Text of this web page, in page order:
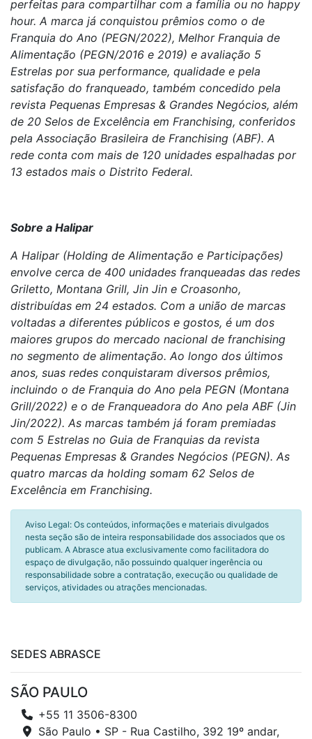
perfeitas para compartilhar com a família ou no happy
hour. A marca já conquistou prêmios como o de
Franquia do Ano (PEGN/2022), Melhor Franquia de
Alimentação (PEGN/2016 e 2019) e avaliação 5
Estrelas por sua performance, qualidade e pela
satisfação do franqueado, também concedido pela
revista Pequenas Empresas & Grandes Negócios, além
de 20 Selos de Excelência em Franchising, conferidos
pela Associação Brasileira de Franchising (ABF). A
rede conta com mais de 120 unidades espalhadas por
13 estados mais o Distrito Federal.
Sobre a Halipar
A Halipar (Holding de Alimentação e Participações)
envolve cerca de 400 unidades franqueadas das redes
Griletto, Montana Grill, Jin Jin e Croasonho,
distribuídas em 24 estados. Com a união de marcas
voltadas a diferentes públicos e gostos, é um dos
maiores grupos do mercado nacional de franchising
no segmento de alimentação. Ao longo dos últimos
anos, suas redes conquistaram diversos prêmios,
incluindo o de Franquia do Ano pela PEGN (Montana
Grill/2022) e o de Franqueadora do Ano pela ABF (Jin
Jin/2022). As marcas também já foram premiadas
com 5 Estrelas no Guia de Franquias da revista
Pequenas Empresas & Grandes Negócios (PEGN). As
quatro marcas da holding somam 62 Selos de
Excelência em Franchising.
Aviso Legal: Os conteúdos, informações e materiais divulgados
nesta seção são de inteira responsabilidade dos associados que os
publicam. A Abrasce atua exclusivamente como facilitadora do
espaço de divulgação, não possuindo qualquer ingerência ou
responsabilidade sobre a contratação, execução ou qualidade de
serviços, atividades ou atrações mencionadas.
SEDES ABRASCE
SÃO PAULO
+55 11 3506-8300
São Paulo • SP - Rua Castilho, 392 19º andar,